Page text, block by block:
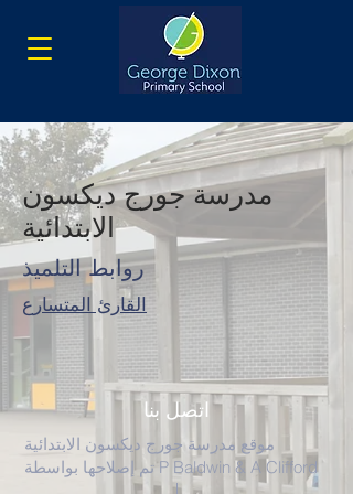
مدرسة جورج ديكسون
الابتدائية
روابط التلميذ
القارئ المتسارع
اتصل بنا
موقع مدرسة جورج ديكسون الابتدائية
تم إصلاحها بواسطة P Baldwin & A Clifford